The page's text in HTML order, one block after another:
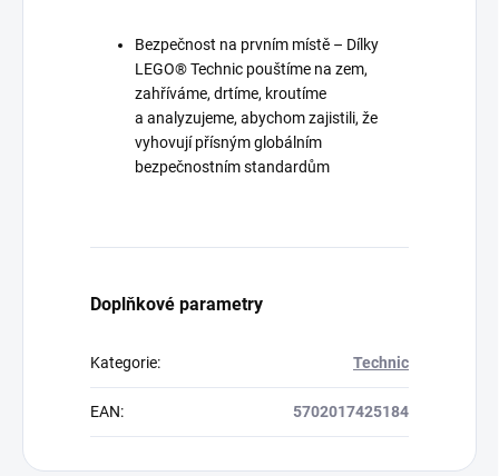
Bezpečnost na prvním místě – Dílky
LEGO® Technic pouštíme na zem,
zahříváme, drtíme, kroutíme
a analyzujeme, abychom zajistili, že
vyhovují přísným globálním
bezpečnostním standardům
Doplňkové parametry
Kategorie: Technic
EAN: 5702017425184